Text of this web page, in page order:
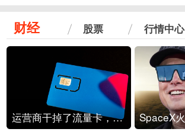
财经 股票 行情中心
运营商干掉了流量卡，他们真的玩不起了